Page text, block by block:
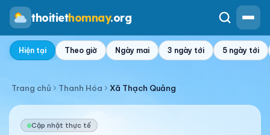
thoitiethomnay.org
Hiện tại Theo giờ Ngày mai 3 ngày tới 5 ngày tới
Trang chủ Thanh Hóa Xã Thạch Quảng
Cập nhật thực tế